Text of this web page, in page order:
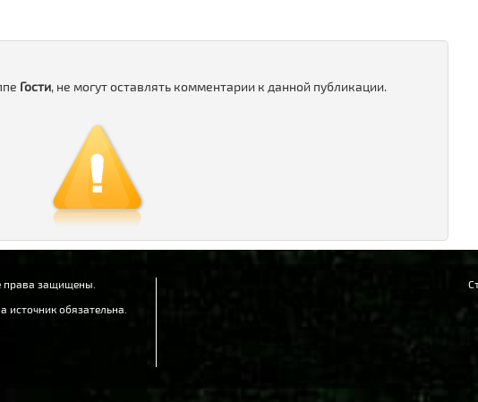
Гости, не могут оставлять комментарии к данной публикации.
права защищены.
обязательна.